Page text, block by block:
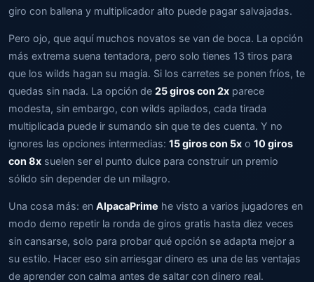
giro con ballena y multiplicador alto puede pagar salvajadas.
Pero ojo, que aquí muchos novatos se van de boca. La opción
más extrema suena tentadora, pero solo tienes 13 tiros para
que los wilds hagan su magia. Si los carretes se ponen fríos, te
quedas sin nada. La opción de 25 giros con 2x parece
modesta, sin embargo, con wilds apilados, cada tirada
multiplicada puede ir sumando sin que te des cuenta. Y no
ignores las opciones intermedias: 15 giros con 5x o 10 giros
con 8x suelen ser el punto dulce para construir un premio
sólido sin depender de un milagro.
Una cosa más: en AlpacaPrime he visto a varios jugadores en
modo demo repetir la ronda de giros gratis hasta diez veces
sin cansarse, solo para probar qué opción se adapta mejor a
su estilo. Hacer eso sin arriesgar dinero es una de las ventajas
de aprender con calma antes de saltar con dinero real.